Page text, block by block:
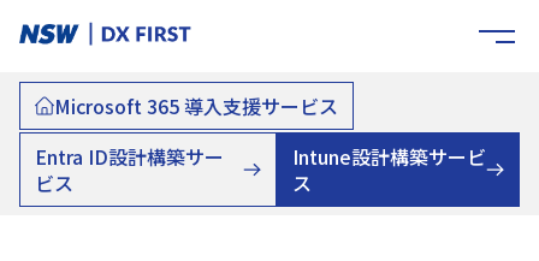
Microsoft 365 導入支援サービス
Entra ID設計構築サー
ビス
Intune設計構築サービ
ス